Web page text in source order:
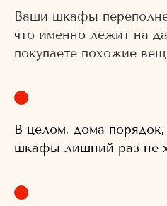
Ваши шкафы
что именно лежит на
покупаете похожие
В целом, дома
шкафы лишний раз не